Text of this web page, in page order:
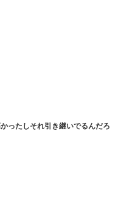
ったしそれ引き継いでるんだろ